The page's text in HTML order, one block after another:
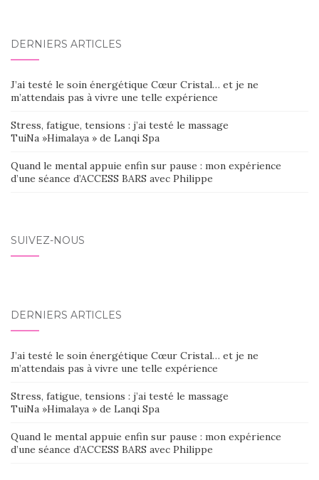
DERNIERS ARTICLES
J’ai testé le soin énergétique Cœur Cristal… et je ne
m’attendais pas à vivre une telle expérience
Stress, fatigue, tensions : j’ai testé le massage
TuiNa »Himalaya » de Lanqi Spa
Quand le mental appuie enfin sur pause : mon expérience
d’une séance d’ACCESS BARS avec Philippe
SUIVEZ-NOUS
DERNIERS ARTICLES
J’ai testé le soin énergétique Cœur Cristal… et je ne
m’attendais pas à vivre une telle expérience
Stress, fatigue, tensions : j’ai testé le massage
TuiNa »Himalaya » de Lanqi Spa
Quand le mental appuie enfin sur pause : mon expérience
d’une séance d’ACCESS BARS avec Philippe